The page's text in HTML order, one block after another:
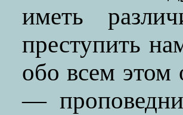
иметь
преступить
обо всем
—